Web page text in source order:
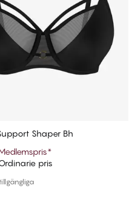
Lägg till i varukorg
Shaper Bh
*
pris